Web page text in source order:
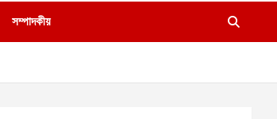
সম্পাদকীয়